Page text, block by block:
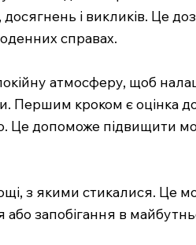
і викликів. Це
справах.
атмосферу, щоб
кроком є оцінка
Це допоможе
з якими стикалися. Це
запобігання в